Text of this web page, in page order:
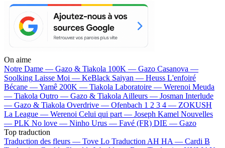
On aime
Notre Dame — Gazo & Tiakola 100K — Gazo Casanova —
Soolking Laisse Moi — KeBlack Saiyan — Heuss L'enfoiré
Bécane —Yamê 200K — Tiakola Laboratoire — Werenoi Meuda
— Tiakola Outro — Gazo & Tiakola Ailleurs — Josman Interlude
— Gazo & Tiakola Overdrive — Ofenbach 1 2 3 4 — ZOKUSH
La League — Werenoi Celui qui part — Joseph Kamel Nouvelles
— PLK No love — Ninho Urus — Favé (FR) DIE — Gazo
Top traduction
Traduction des fleurs — Tove Lo Traduction AH HA — Cardi B